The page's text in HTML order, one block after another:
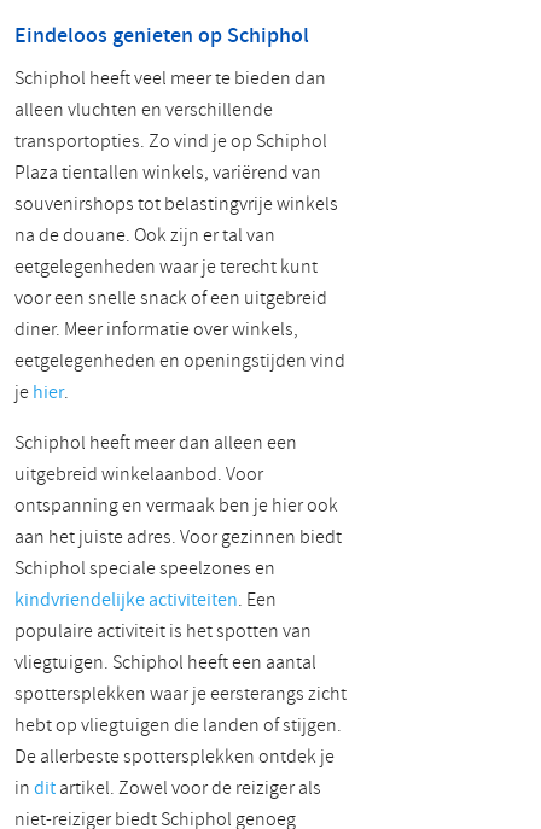
Eindeloos genieten op Schiphol
Schiphol heeft veel meer te bieden dan
alleen vluchten en verschillende
transportopties. Zo vind je op Schiphol
Plaza tientallen winkels, variërend van
souvenirshops tot belastingvrije winkels
na de douane. Ook zijn er tal van
eetgelegenheden waar je terecht kunt
voor een snelle snack of een uitgebreid
diner. Meer informatie over winkels,
eetgelegenheden en openingstijden vind
jehier.
Schiphol heeft meer dan alleen een
uitgebreid winkelaanbod. Voor
ontspanning en vermaak ben je hier ook
aan het juiste adres. Voor gezinnen biedt
Schiphol speciale speelzones en
kindvriendelijke activiteiten. Een
populaire activiteit is het spotten van
vliegtuigen. Schiphol heeft een aantal
spottersplekken waar je eersterangs zicht
hebt op vliegtuigen die landen of stijgen.
De allerbeste spottersplekken ontdek je
inditartikel. Zowel voor de reiziger als
niet-reiziger biedt Schiphol genoeg